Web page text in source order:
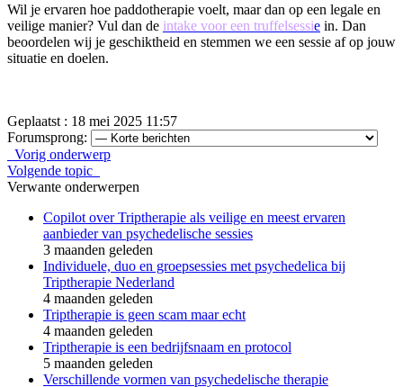
Wil je ervaren hoe paddotherapie voelt, maar dan op een legale en
veilige manier? Vul dan de intake voor een truffelsessie in. Dan
beoordelen wij je geschiktheid en stemmen we een sessie af op jouw
situatie en doelen.
Geplaatst : 18 mei 2025 11:57
Forumsprong:
Vorig onderwerp
Volgende topic
Verwante onderwerpen
Copilot over Triptherapie als veilige en meest ervaren
aanbieder van psychedelische sessies
3 maanden geleden
Individuele, duo en groepsessies met psychedelica bij
Triptherapie Nederland
4 maanden geleden
Triptherapie is geen scam maar echt
4 maanden geleden
Triptherapie is een bedrijfsnaam en protocol
5 maanden geleden
Verschillende vormen van psychedelische therapie